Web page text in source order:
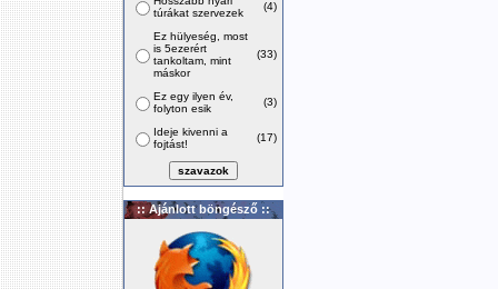
túrákat szervezek
(4)
Ez hülyeség, most
is 5ezerért
tankoltam, mint
máskor
(33)
Ez egy ilyen év,
folyton esik
(3)
Ideje kivenni a
fojtást!
(17)
:: Ajánlott böngésző ::